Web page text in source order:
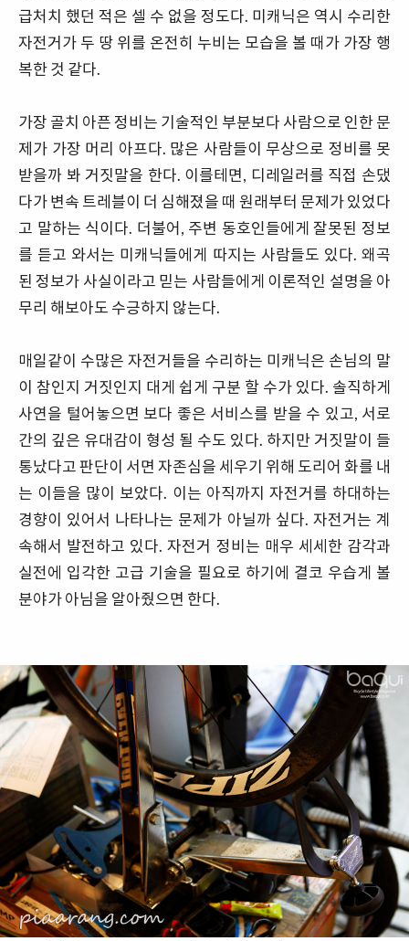
급처치 했던 적은 셀 수 없을 정도다. 미캐닉은 역시 수리한
자전거가 두 땅 위를 온전히 누비는 모습을 볼 때가 가장 행
복한 것 같다.
가장 골치 아픈 정비는 기술적인 부분보다 사람으로 인한 문
제가 가장 머리 아프다. 많은 사람들이 무상으로 정비를 못
받을까 봐 거짓말을 한다. 이를테면, 디레일러를 직접 손댔
다가 변속 트레블이 더 심해졌을 때 원래부터 문제가 있었다
고 말하는 식이다. 더불어, 주변 동호인들에게 잘못된 정보
를 듣고 와서는 미캐닉들에게 따지는 사람들도 있다. 왜곡
된 정보가 사실이라고 믿는 사람들에게 이론적인 설명을 아
무리 해보아도 수긍하지 않는다.
매일같이 수많은 자전거들을 수리하는 미캐닉은 손님의 말
이 참인지 거짓인지 대게 쉽게 구분 할 수가 있다. 솔직하게
사연을 털어놓으면 보다 좋은 서비스를 받을 수 있고, 서로
간의 깊은 유대감이 형성 될 수도 있다. 하지만 거짓말이 들
통났다고 판단이 서면 자존심을 세우기 위해 도리어 화를 내
는 이들을 많이 보았다. 이는 아직까지 자전거를 하대하는
경향이 있어서 나타나는 문제가 아닐까 싶다. 자전거는 계
속해서 발전하고 있다. 자전거 정비는 매우 세세한 감각과
실전에 입각한 고급 기술을 필요로 하기에 결코 우습게 볼
분야가 아님을 알아줬으면 한다.